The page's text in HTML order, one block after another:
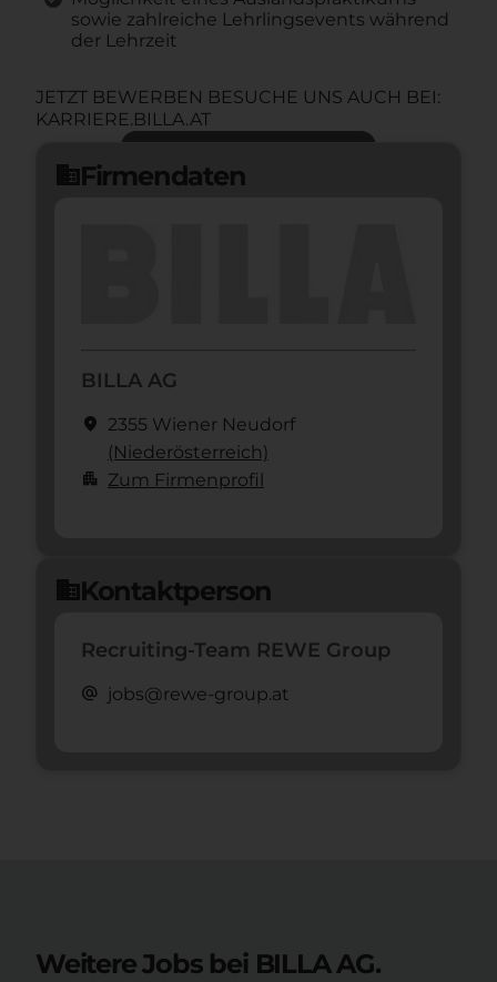
sowie zahlreiche Lehrlingsevents während
der Lehrzeit
JETZT BEWERBEN BESUCHE UNS AUCH BEI:
KARRIERE.BILLA.AT
domainFirmendaten
BILLA AG
location_on 2355 Wiener Neudorf
(Nieder­österreich)
apartment Zum Firmenprofil
domainKontaktperson
Recruiting-Team REWE Group
alternate_email jobs@rewe-group.at
Weitere Jobs bei BILLA AG.